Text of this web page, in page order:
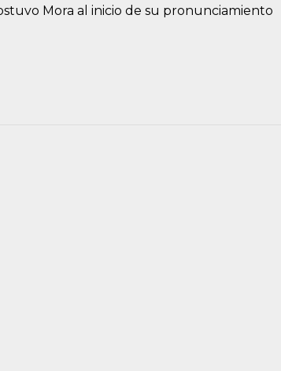
Mora al inicio de su pronunciamiento